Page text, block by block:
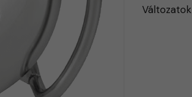
Változatok